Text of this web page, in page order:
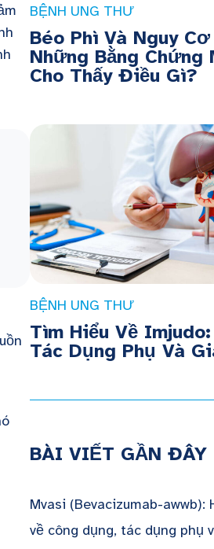
BỆNH UNG THƯ
Béo Phì Và Nguy
Những Bằng Chứng
Cho Thấy Điều Gì?
BỆNH UNG THƯ
Tìm Hiểu Về
Tác Dụng Phụ Và
BÀI VIẾT GẦN ĐÂY
Mvasi (Bevacizumab-
về công dụng, tác dụng phụ